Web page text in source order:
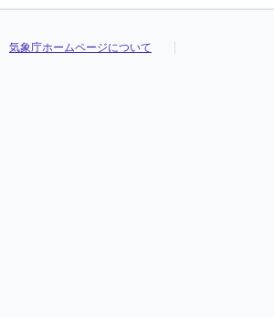
気象庁ホームページについて